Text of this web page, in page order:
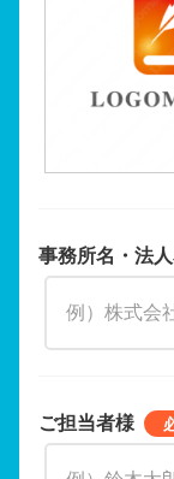
事務所名・法
ご担当者様